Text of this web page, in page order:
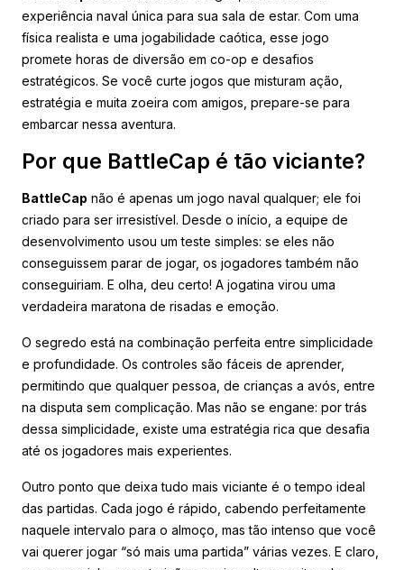
experiência naval única para sua sala de estar. Com uma
física realista e uma jogabilidade caótica, esse jogo
promete horas de diversão em co-op e desafios
estratégicos. Se você curte jogos que misturam ação,
estratégia e muita zoeira com amigos, prepare-se para
embarcar nessa aventura.
Por que BattleCap é tão viciante?
BattleCap não é apenas um jogo naval qualquer; ele foi
criado para ser irresistível. Desde o início, a equipe de
desenvolvimento usou um teste simples: se eles não
conseguissem parar de jogar, os jogadores também não
conseguiriam. E olha, deu certo! A jogatina virou uma
verdadeira maratona de risadas e emoção.
O segredo está na combinação perfeita entre simplicidade
e profundidade. Os controles são fáceis de aprender,
permitindo que qualquer pessoa, de crianças a avós, entre
na disputa sem complicação. Mas não se engane: por trás
dessa simplicidade, existe uma estratégia rica que desafia
até os jogadores mais experientes.
Outro ponto que deixa tudo mais viciante é o tempo ideal
das partidas. Cada jogo é rápido, cabendo perfeitamente
naquele intervalo para o almoço, mas tão intenso que você
vai querer jogar “só mais uma partida” várias vezes. E claro,